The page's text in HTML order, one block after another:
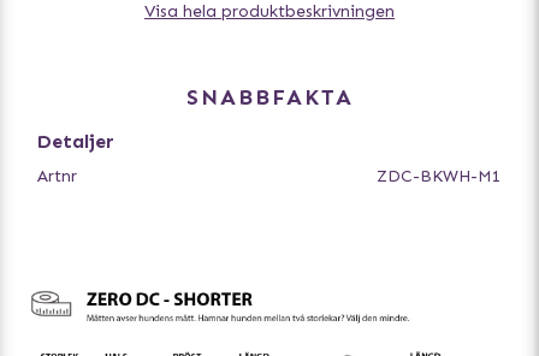
begränsar inte lungkapaciteten. Selen har reflexer för
Detta är en mycket populär sele bland hundägare
hundar.
Visa hela produktbeskrivningen
SNABBFAKTA
Detaljer
Artnr ZDC-BKWH-M1